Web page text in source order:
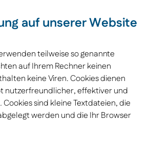
auf unserer Website
teilweise so genannte
auf Ihrem Rechner keinen
keine Viren. Cookies dienen
nutzerfreundlicher, effektiver und
sind kleine Textdateien, die
werden und die Ihr Browser